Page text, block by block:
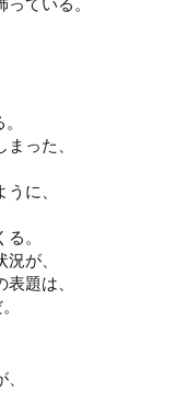
った、
に、
。
が、
題は、